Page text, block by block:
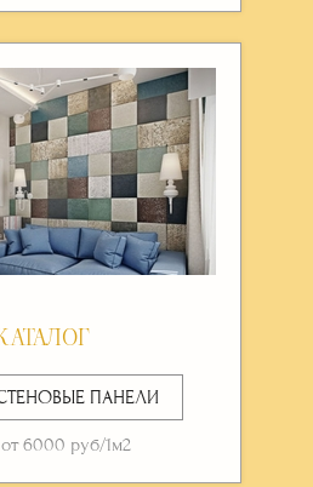
ПАНЕЛИ
6000 руб/1м2